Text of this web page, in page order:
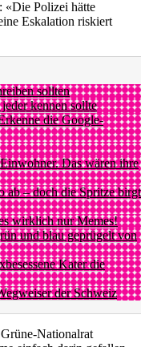
«Die Polizei hätte
Eskalation riskiert
sollten
kennen sollte
die Google-
Das wären ihre
– doch die Spritze birgt
wirklich nur Memes!
und blau geprügelt von
Kater die
der Schweiz
Nationalrat